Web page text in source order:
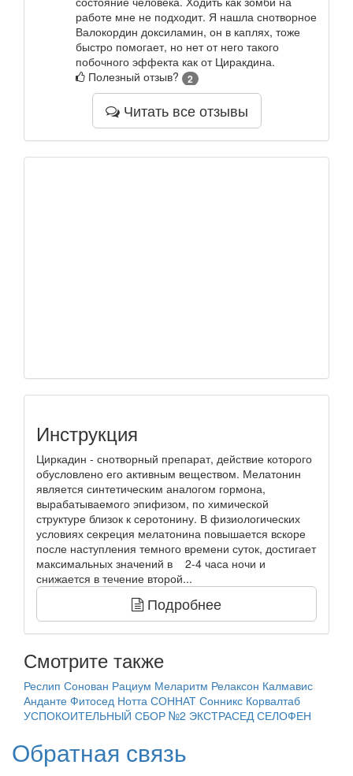
работе мне не подходит. Я нашла снотворное
Валокордин доксиламин, он в каплях, тоже
быстро помогает, но нет от него такого
побочного эффекта как от Циракдина.
Полезный отзыв?
2
Читать все отзывы
Инструкция
Циркадин - снотворный препарат, действие которого
обусловлено его активным веществом. Мелатонин
является синтетическим аналогом гормона,
вырабатываемого эпифизом, по химической
структуре близок к серотонину. В физиологических
условиях секреция мелатонина повышается вскоре
после наступления темного времени суток, достигает
максимальных значений в 2-4 часа ночи и
снижается в течение второй...
Подробнее
Смотрите также
Реслип Сонован Рациум Меларитм Релаксон Калмавис
Анданте Фитосед Нотта СОННАТ Сонникс Корвалтаб
УСПОКОИТЕЛЬНЫЙ СБОР №2 ЭКСТРАСЕД СЕЛОФЕН
Обратная связь